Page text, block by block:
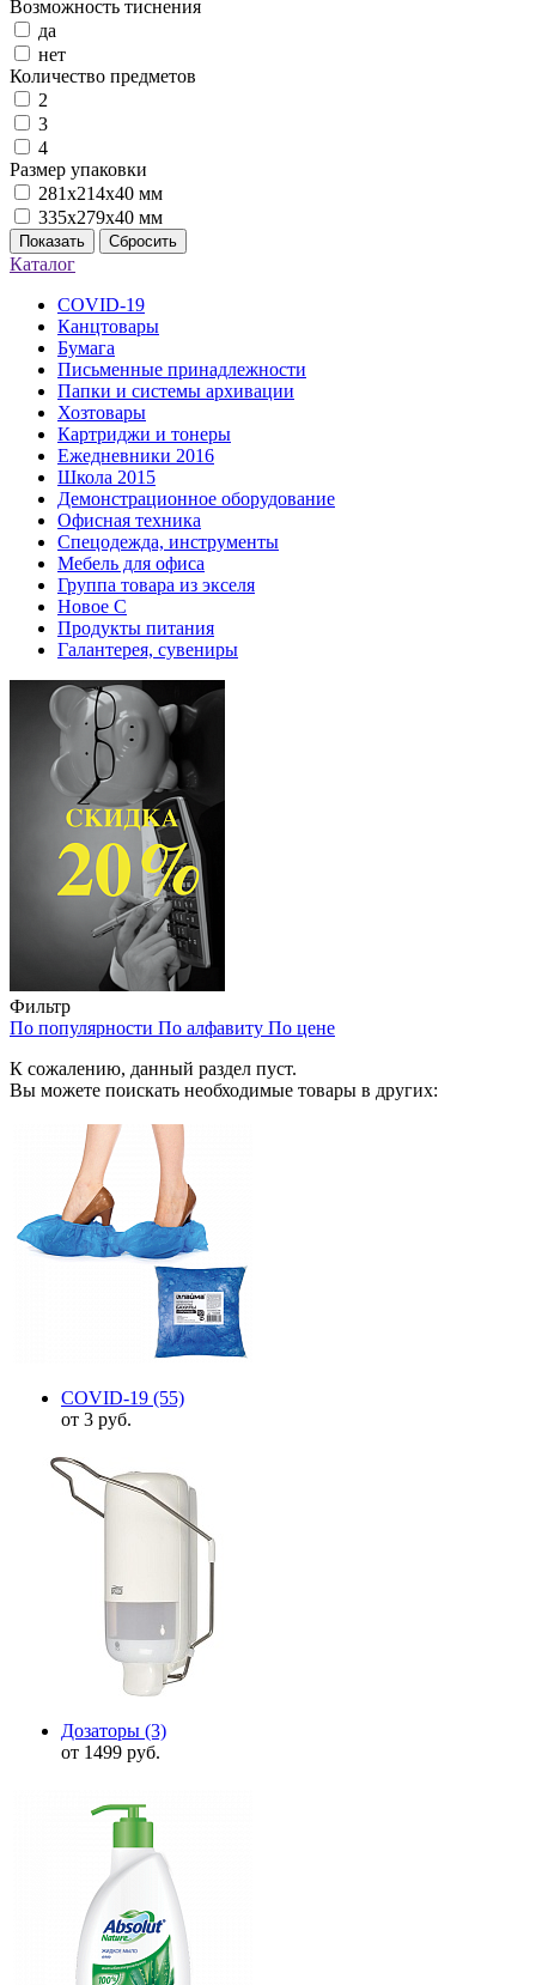
Возможность тиснения
да
нет
Количество предметов
2
3
4
Размер упаковки
281х214х40 мм
335х279х40 мм
Показать Сбросить
Каталог
COVID-19
Канцтовары
Бумага
Письменные принадлежности
Папки и системы архивации
Хозтовары
Картриджи и тонеры
Ежедневники 2016
Школа 2015
Демонстрационное оборудование
Офисная техника
Спецодежда, инструменты
Мебель для офиса
Группа товара из экселя
Новое С
Продукты питания
Галантерея, сувениры
Фильтр
По популярности По алфавиту По цене
К сожалению, данный раздел пуст.
Вы можете поискать необходимые товары в других:
COVID-19 (55)
от 3 руб.
Дозаторы (3)
от 1499 руб.